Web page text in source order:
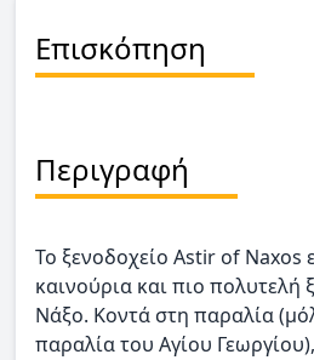
Επισκόπηση
Περιγραφή
Το ξενοδοχείο Astir of Naxos
καινούρια και πιο πολυτελή
Νάξο. Κοντά στη παραλία
παραλία του Αγίου